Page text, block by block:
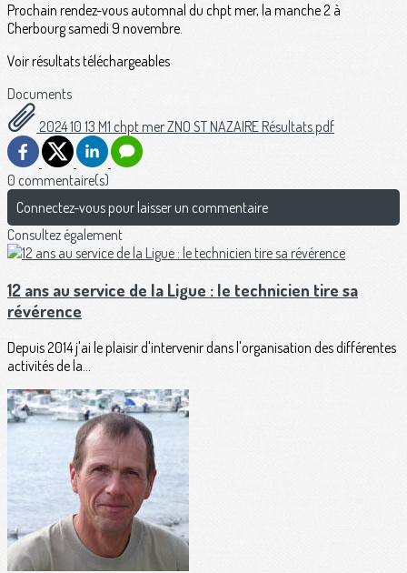
Prochain rendez-vous automnal du chpt mer, la manche 2 à
Cherbourg samedi 9 novembre.
Voir résultats téléchargeables
Documents
2024 10 13 M1 chpt mer ZNO ST NAZAIRE Résultats.pdf
0 commentaire(s)
Connectez-vous pour laisser un commentaire
Consultez également
12 ans au service de la Ligue : le technicien tire sa
révérence
Depuis 2014 j'ai le plaisir d'intervenir dans l'organisation des différentes
activités de la...